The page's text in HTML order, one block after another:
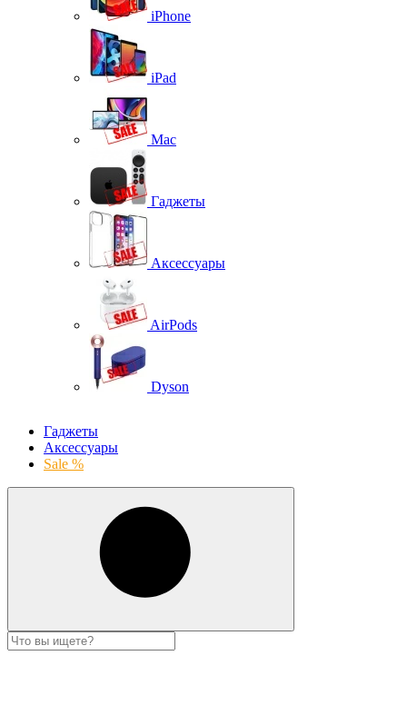
iPhone
iPad
Mac
Гаджеты
Аксессуары
AirPods
Dyson
Гаджеты
Аксессуары
Sale %